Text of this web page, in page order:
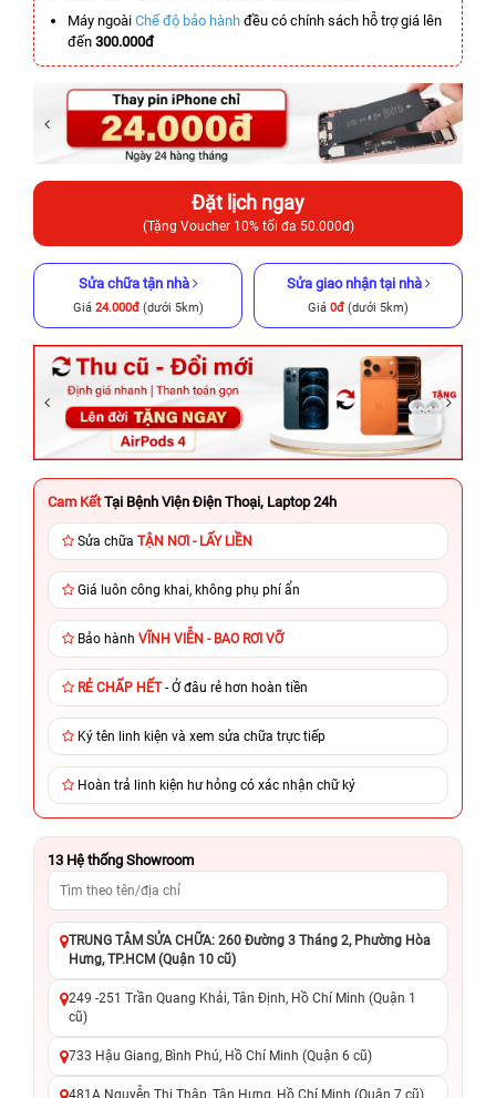
Máy ngoài Chế độ bảo hành đều có chính sách hỗ trợ giá lên
đến 300.000đ
Đặt lịch ngay
(Tặng Voucher 10% tối đa 50.000đ)
Sửa chữa tận nhà
Giá 24.000đ(dưới 5km)
Sửa giao nhận tại nhà
Giá 0đ (dưới 5km)
Cam Kết Tại Bệnh Viện Điện Thoại, Laptop 24h
Sửa chữa TẬN NƠI - LẤY LIỀN
Giá luôn công khai, không phụ phí ẩn
Bảo hành VĨNH VIỄN - BAO RƠI VỠ
RẺ CHẤP HẾT- Ở đâu rẻ hơn hoàn tiền
Ký tên linh kiện và xem sửa chữa trực tiếp
Hoàn trả linh kiện hư hỏng có xác nhận chữ ký
13 Hệ thống Showroom
TRUNG TÂM SỬA CHỮA: 260 Đường 3 Tháng 2, Phường Hòa
Hưng, TP.HCM (Quận 10 cũ)
249 -251 Trần Quang Khải, Tân Định, Hồ Chí Minh (Quận 1
cũ)
733 Hậu Giang, Bình Phú, Hồ Chí Minh (Quận 6 cũ)
481A Nguyễn Thị Thập, Tân Hưng, Hồ Chí Minh (Quận 7 cũ)